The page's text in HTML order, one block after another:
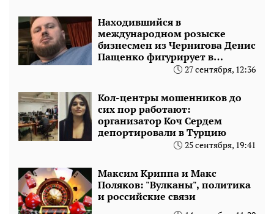
Находившийся в
международном розыске
бизнесмен из Чернигова Денис
Пащенко фигурирует в
пленках о наркотрафике
27 сентября, 12:36
Кол-центры мошенников до
сих пор работают:
организатор Коч Сердем
депортировали в Турцию
25 сентября, 19:41
Максим Криппа и Макс
Поляков: "Вулканы", политика
и российские связи